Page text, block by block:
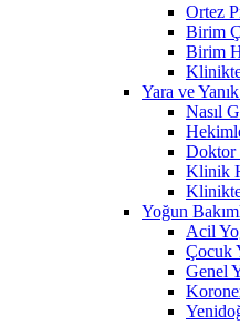
Ortez
Birim
Birim
Yara ve
Nasıl
Doktor
Klinik
Yoğun
Acil
Çocuk
Genel